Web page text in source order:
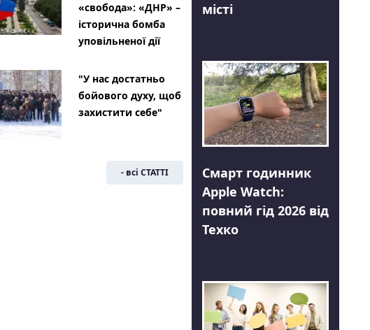
«свобода»: «ДНР» –
історична бомба
уповільненої дії
"У нас достатньо
бойового духу, щоб
захистити себе"
- всі СТАТТІ
місті
Смарт годинник
Apple Watch:
повний гід 2026 від
Техко